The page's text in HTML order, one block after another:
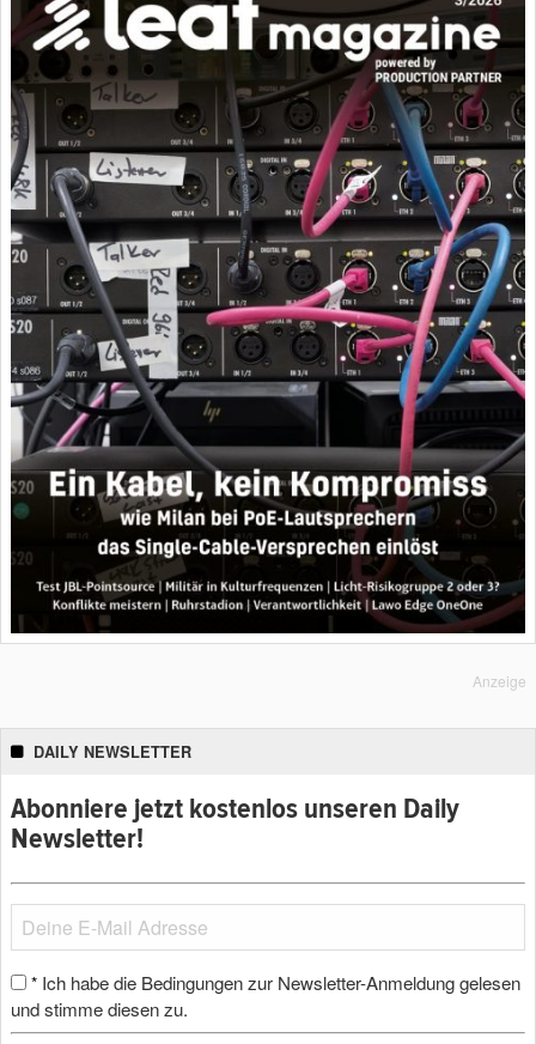
Anzeige
DAILY NEWSLETTER
Abonniere jetzt kostenlos unseren Daily
Newsletter!
* Ich habe die Bedingungen zur Newsletter-Anmeldung gelesen
und stimme diesen zu.